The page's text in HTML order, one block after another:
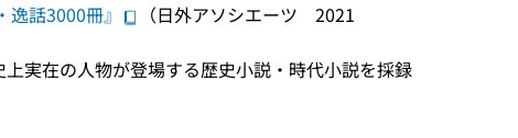
話3000冊』
（日外アソシエーツ 2021
実在の人物が登場する歴史小説・時代小説を採録